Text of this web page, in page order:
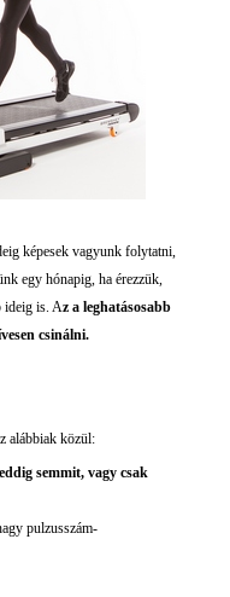
képesek vagyunk folytatni,
egy hónapig, ha érezzük,
ideig is. Az a leghatásosabb
csinálni.
alábbiak közül:
semmit, vagy csak
pulzusszám-